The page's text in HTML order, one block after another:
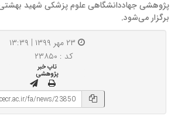
برگزار می‌شود.
کد : ۲۳۸۵۰
تاپ خبر
پژوهشی